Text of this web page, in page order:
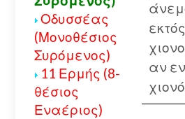
Οδυσσέας
(Μονοθέσιος
Συρόμενος)
11 Ερμής (8-
θέσιος
Εναέριος)
αν